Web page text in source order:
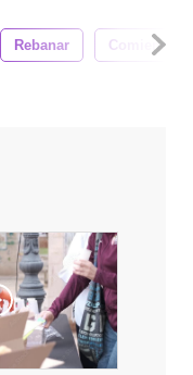
Rebanar Comiendo